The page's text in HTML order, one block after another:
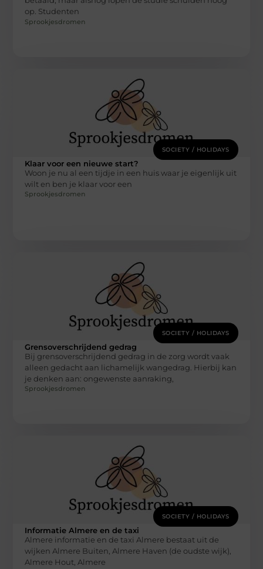
op. Studenten
Sprookjesdromen
SOCIETY / HOLIDAYS
Klaar voor een nieuwe start?
Woon je nu al een tijdje in een huis waar je eigenlijk uit
wilt en ben je klaar voor een
Sprookjesdromen
SOCIETY / HOLIDAYS
Grensoverschrijdend gedrag
Bij grensoverschrijdend gedrag in de zorg wordt vaak
alleen gedacht aan lichamelijk wangedrag. Hierbij kan
je denken aan: ongewenste aanraking,
Sprookjesdromen
SOCIETY / HOLIDAYS
Informatie Almere en de taxi
Almere informatie en de taxi Almere bestaat uit de
wijken Almere Buiten, Almere Haven (de oudste wijk),
Almere Hout, Almere